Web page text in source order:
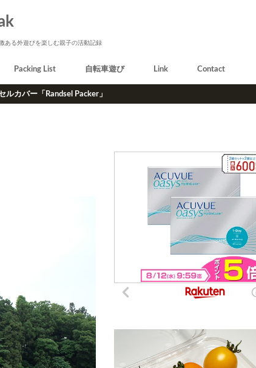
ある外遊びを楽しむ親子の活動記録
Packing List 自転車遊び Link Contact
カバー「Randsel Packer」